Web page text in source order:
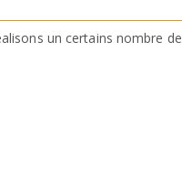
un certains nombre de